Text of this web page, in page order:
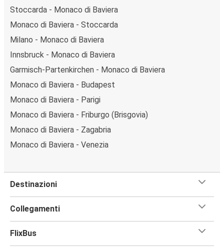
Stoccarda - Monaco di Baviera
Monaco di Baviera - Stoccarda
Milano - Monaco di Baviera
Innsbruck - Monaco di Baviera
Garmisch-Partenkirchen - Monaco di Baviera
Monaco di Baviera - Budapest
Monaco di Baviera - Parigi
Monaco di Baviera - Friburgo (Brisgovia)
Monaco di Baviera - Zagabria
Monaco di Baviera - Venezia
Destinazioni
Collegamenti
FlixBus